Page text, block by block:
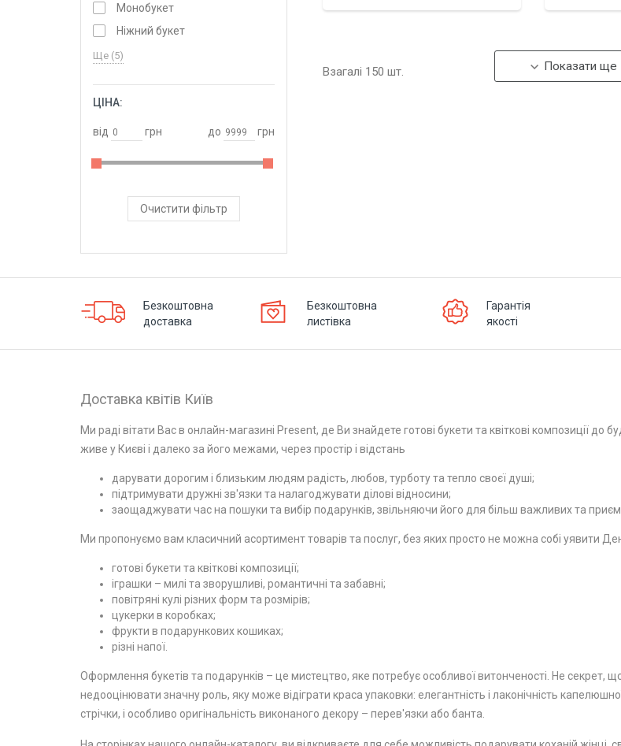
Монобукет
Ніжний букет
Ще (5)
ЦІНА:
від грн до грн
Очистити фільтр
Взагалі 150 шт. Показати ще
Безкоштовна
доставка
Безкоштовна
листівка
Гарантія
якості
Доставка квітів Київ
Ми раді вітати Вас в онлайн-магазині Present, де Ви знайдете готові букети та квіткові композиції
живе у Києві і далеко за його межами, через простір і відстань
дарувати дорогим і близьким людям радість, любов, турботу та тепло своєї душі;
підтримувати дружні зв'язки та налагоджувати ділові відносини;
заощаджувати час на пошуки та вибір подарунків, звільняючи його для більш важливих та
Ми пропонуємо вам класичний асортимент товарів та послуг, без яких просто не можна собі уявити
готові букети та квіткові композиції;
іграшки – милі та зворушливі, романтичні та забавні;
повітряні кулі різних форм та розмірів;
цукерки в коробках;
фрукти в подарункових кошиках;
різні напої.
Оформлення букетів та подарунків – це мистецтво, яке потребує особливої ​​витонченості. Не секрет,
недооцінювати значну роль, яку може відіграти краса упаковки: елегантність і лаконічність
стрічки, і особливо оригінальність виконаного декору – перев'язки або банта.